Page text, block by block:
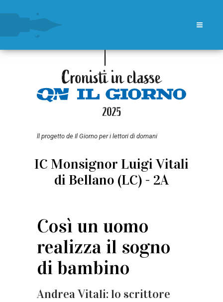
ll progetto de Il Giorno per i lettori di domani
IC Monsignor Luigi Vitali
di Bellano (LC) - 2A
Così un uomo
realizza il sogno
di bambino
Andrea Vitali: lo scrittore